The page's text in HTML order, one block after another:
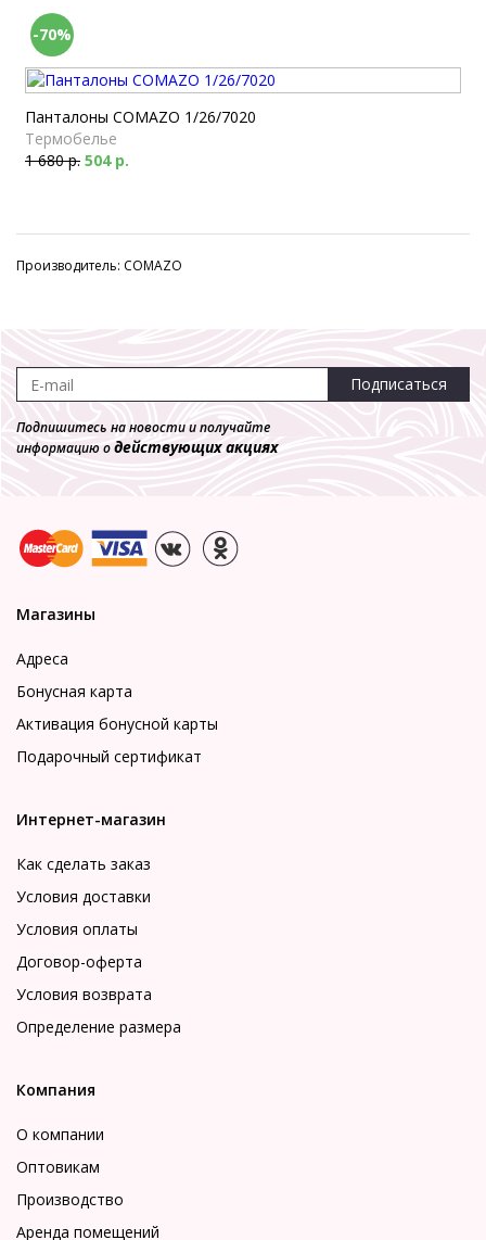
-70%
Панталоны COMAZO 1/26/7020
Термобелье
1 680 р. 504 р.
Производитель: COMAZO
Подписаться
Подпишитесь на новости и получайте
информацию одействующих акциях
Магазины
Адреса
Бонусная карта
Активация бонусной карты
Подарочный сертификат
Интернет-магазин
Как сделать заказ
Условия доставки
Условия оплаты
Договор-оферта
Условия возврата
Определение размера
Компания
О компании
Оптовикам
Производство
Аренда помещений